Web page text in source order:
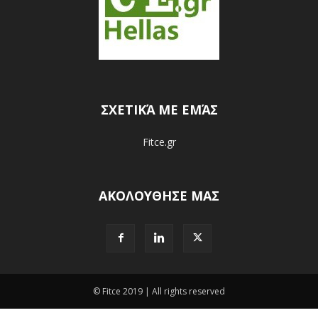
ΣΧΕΤΙΚΆ ΜΕ ΕΜΆΣ
Fitce.gr
ΑΚΟΛΟΥΘΗΣΕ ΜΑΣ
© Fitce 2019 | All rights reserved